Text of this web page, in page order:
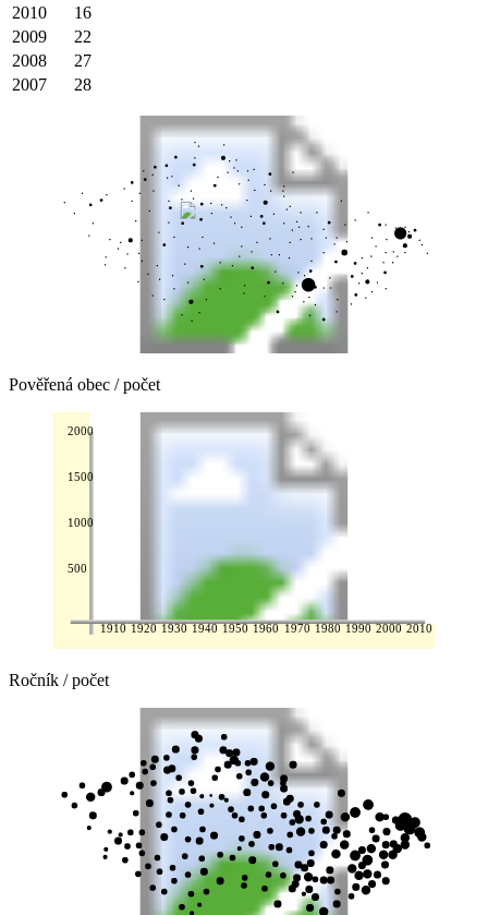
2010
16
2009
22
2008
27
2007
28
Pověřená obec / počet
1910 1920 1930 1940 1950 1960 1970 1980 1990 2000 2010
500
1000
1500
2000
Ročník / počet